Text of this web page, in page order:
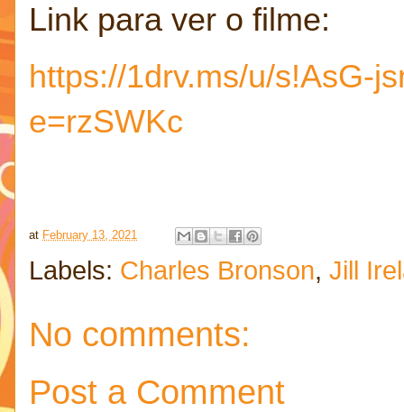
Link para ver o filme:
https://1drv.ms/u/s!AsG-
e=rzSWKc
at February 13, 2021
Labels: Charles Bronson, Jill
No comments:
Post a Comment